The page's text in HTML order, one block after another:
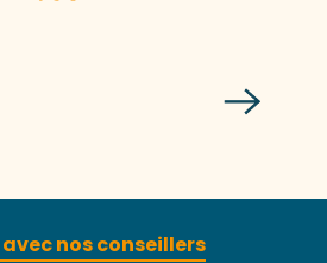
Lumières et la Nuit
nos conseillers